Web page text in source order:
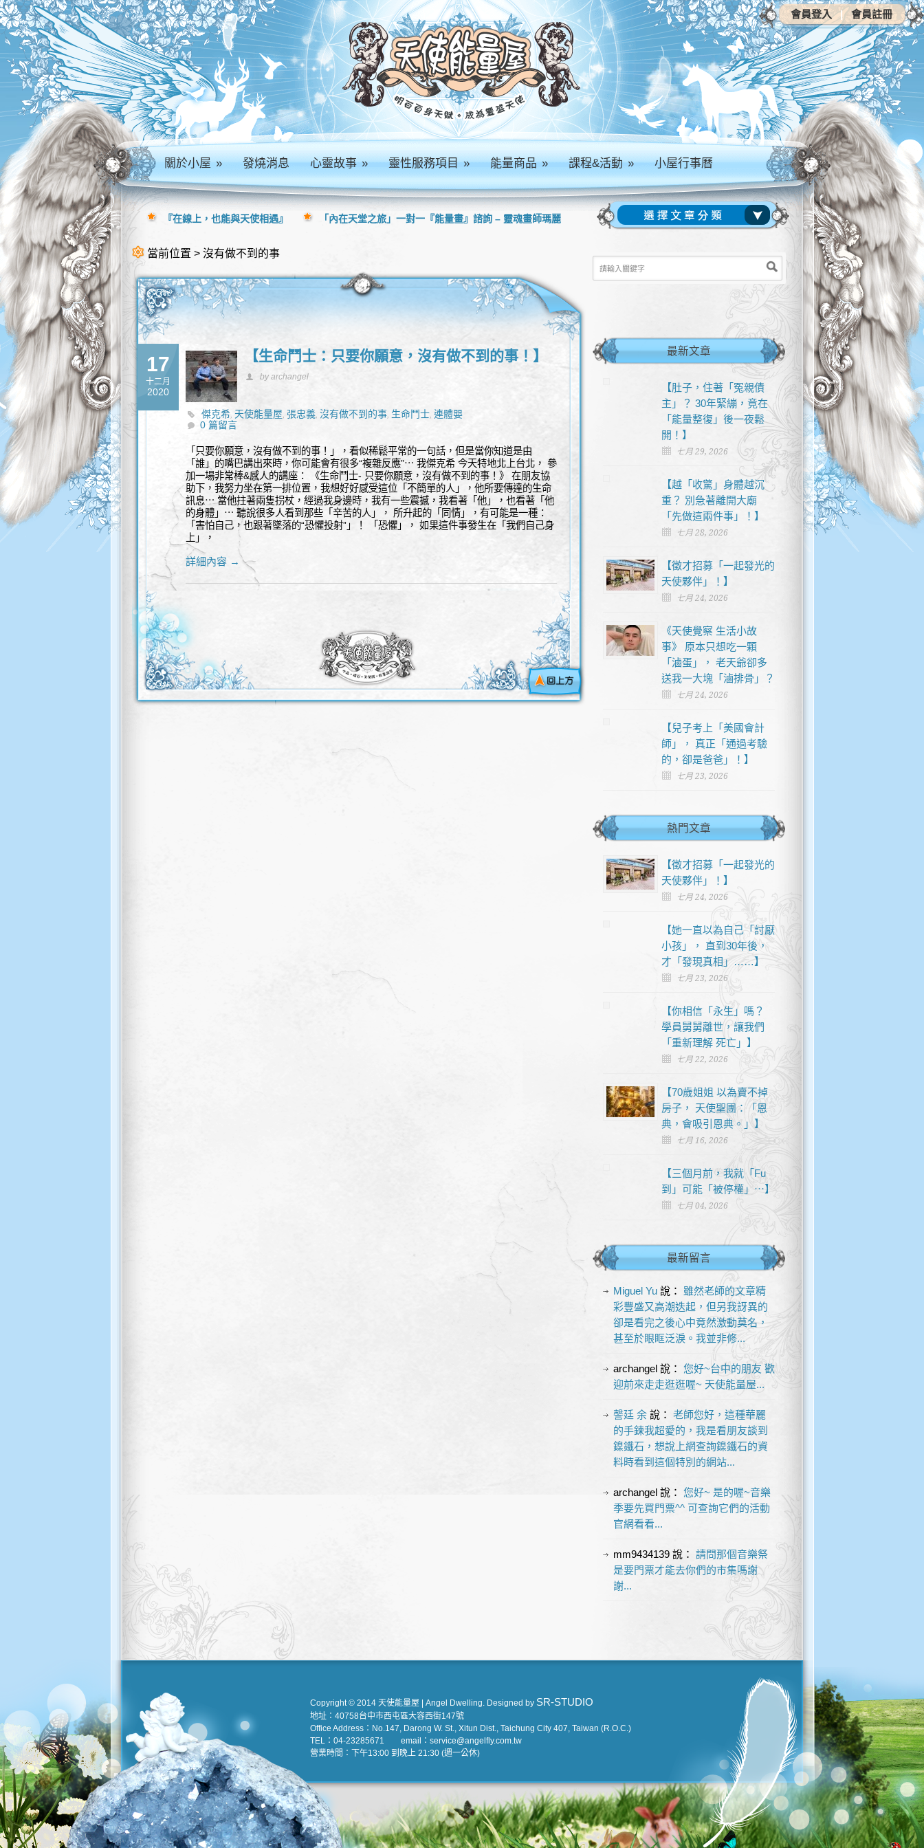
關於小屋» 發燒消息 心靈故事» 靈性服務項目» 能量商品» 課程&活動» 小屋行事曆
當前位置 > 沒有做不到的事
17
十二月
2020
【生命鬥士：只要你願意，沒有做不到的事！】
by archangel
傑克希, 天使能量屋, 張忠義, 沒有做不到的事, 生命鬥士, 連體嬰
0 篇留言
「只要你願意，沒有做不到的事！」，看似稀鬆平常的一句話，但是當你知道是由
「誰」的嘴巴講出來時，你可能會有很多“複雜反應”⋯ 我傑克希 今天特地北上台北， 參
加一場非常棒&感人的講座： 《生命鬥士- 只要你願意，沒有做不到的事！》 在朋友協
助下，我努力坐在第一排位置，我想好好感受這位「不簡單的人」，他所要傳達的生命
訊息⋯ 當他拄著兩隻拐杖，經過我身邊時，我有一些震撼，我看著「他」，也看著「他
的身體」⋯ 聽說很多人看到那些「辛苦的人」， 所升起的「同情」，有可能是一種：
「害怕自己，也跟著墜落的“恐懼投射”」！ 「恐懼」， 如果這件事發生在「我們自己身
上」，
詳細內容 →
最新文章
【肚子，住著「冤親債
主」？ 30年緊繃，竟在
「能量整復」後一夜鬆
開！】
七月 29, 2026
【越「收驚」身體越沉
重？ 別急著離開大廟
「先做這兩件事」！】
七月 28, 2026
【徵才招募「一起發光的
天使夥伴」！】
七月 24, 2026
《天使覺察 生活小故
事》 原本只想吃一顆
「滷蛋」， 老天爺卻多
送我一大塊「滷排骨」？
七月 24, 2026
【兒子考上「美國會計
師」， 真正「通過考驗
的，卻是爸爸」！】
七月 23, 2026
熱門文章
【徵才招募「一起發光的
天使夥伴」！】
七月 24, 2026
【她一直以為自己「討厭
小孩」， 直到30年後，
才「發現真相」……】
七月 23, 2026
【你相信「永生」嗎？
學員舅舅離世，讓我們
「重新理解 死亡」】
七月 22, 2026
【70歲姐姐 以為賣不掉
房子， 天使聖團：「恩
典，會吸引恩典。」】
七月 16, 2026
【三個月前，我就「Fu
到」可能「被停權」⋯】
七月 04, 2026
最新留言
Miguel Yu說： 雖然老師的文章精
彩豐盛又高潮迭起，但另我訝異的
卻是看完之後心中竟然激動莫名，
甚至於眼眶泛淚。我並非修...
archangel說： 您好~台中的朋友 歡
迎前來走走逛逛喔~ 天使能量屋...
謦廷 余說： 老師您好，這種華麗
的手鍊我超愛的，我是看朋友談到
鎳鐵石，想說上網查詢鎳鐵石的資
料時看到這個特別的網站...
archangel說： 您好~ 是的喔~音樂
季要先買門票^^ 可查詢它們的活動
官網看看...
mm9434139說： 請問那個音樂祭
是要門票才能去你們的市集嗎謝
謝...
『在線上，也能與天使相遇』 「內在天堂之旅」一對一『能量畫』諮詢 – 靈魂畫師瑪麗
Copyright © 2014 天使能量屋 | Angel Dwelling. Designed by SR-STUDIO
地址：40758台中市西屯區大容西街147號
Office Address：No.147, Darong W. St., Xitun Dist., Taichung City 407, Taiwan (R.O.C.)
TEL：04-23285671 email：service@angelfly.com.tw
營業時間：下午13:00 到晚上 21:30 (週一公休)
會員登入 | 會員註冊